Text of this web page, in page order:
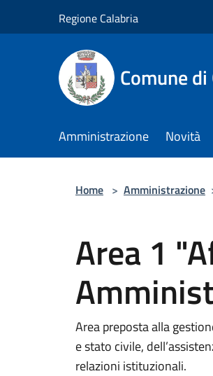
Regione Calabria
Comune
Amministrazione Novità
Home > Amministrazione
Area 1
Area preposta alla
e stato civile,
relazioni istituzionali.